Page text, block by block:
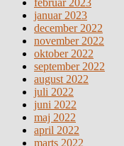
februar 2023
januar 2023
december 2022
november 2022
oktober 2022
september 2022
august 2022
juli 2022
juni 2022
maj 2022
april 2022
marts 2022